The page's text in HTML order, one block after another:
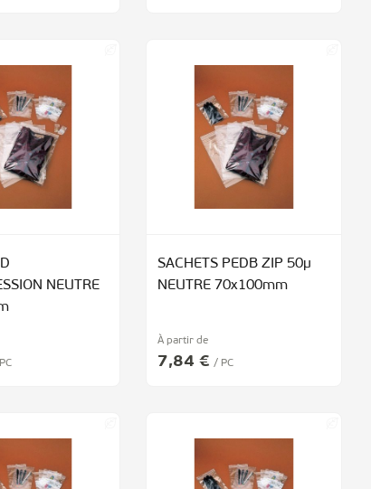
NEUTRE
SACHETS PEDB ZIP 50µ
NEUTRE 70x100mm
À partir de
7,84 € / PC